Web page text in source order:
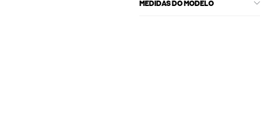
MEDIDAS DO MODELO